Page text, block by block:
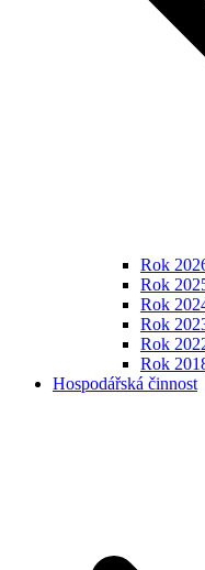
Rok
Rok
Rok
Rok
Rok
Rok
Hospodářská činnost